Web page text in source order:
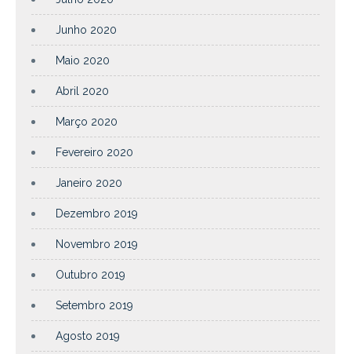
Junho 2020
Maio 2020
Abril 2020
Março 2020
Fevereiro 2020
Janeiro 2020
Dezembro 2019
Novembro 2019
Outubro 2019
Setembro 2019
Agosto 2019